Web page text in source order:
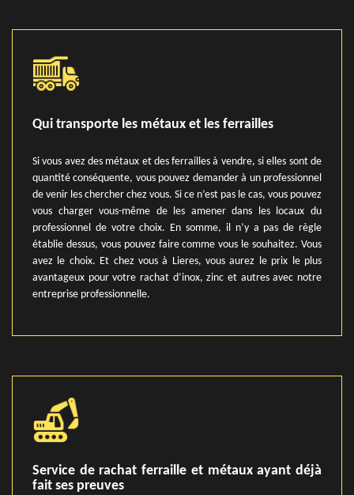
Qui transporte les métaux et les ferrailles
Si vous avez des métaux et des ferrailles à vendre, si elles sont de
quantité conséquente, vous pouvez demander à un professionnel
de venir les chercher chez vous. Si ce n’est pas le cas, vous pouvez
vous charger vous-même de les amener dans les locaux du
professionnel de votre choix. En somme, il n’y a pas de règle
établie dessus, vous pouvez faire comme vous le souhaitez. Vous
avez le choix. Et chez vous à Lieres, vous aurez le prix le plus
avantageux pour votre rachat d’inox, zinc et autres avec notre
entreprise professionnelle.
Service de rachat ferraille et métaux ayant déjà
fait ses preuves